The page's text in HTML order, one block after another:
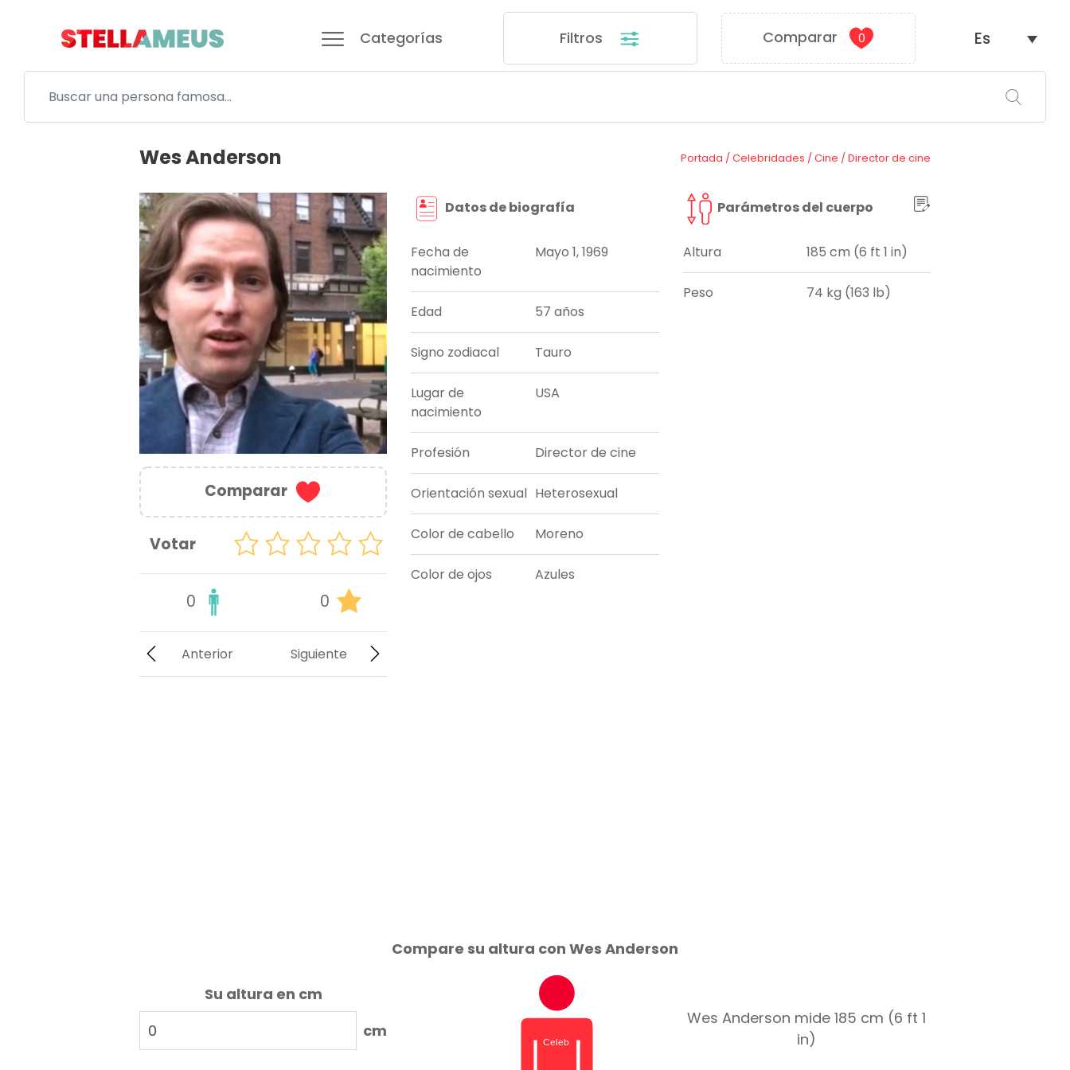
Categorías Filtros Comparar 0 Es
Wes Anderson Portada /Celebridades /Cine /Director de cine
Comparar
Votar
0 0
Siguiente
Anterior
Datos de biografía
Fecha de
nacimiento
Mayo 1, 1969
Edad 57 años
Signo zodiacal Tauro
Lugar de
nacimiento
USA
Profesión Director de cine
Orientación sexual Heterosexual
Color de cabello Moreno
Color de ojos Azules
Parámetros del cuerpo
Altura 185 cm (6 ft 1 in)
Peso 74 kg (163 lb)
Compare su altura con Wes Anderson
Su altura en cm
cm
Wes Anderson mide 185 cm (6 ft 1
in)